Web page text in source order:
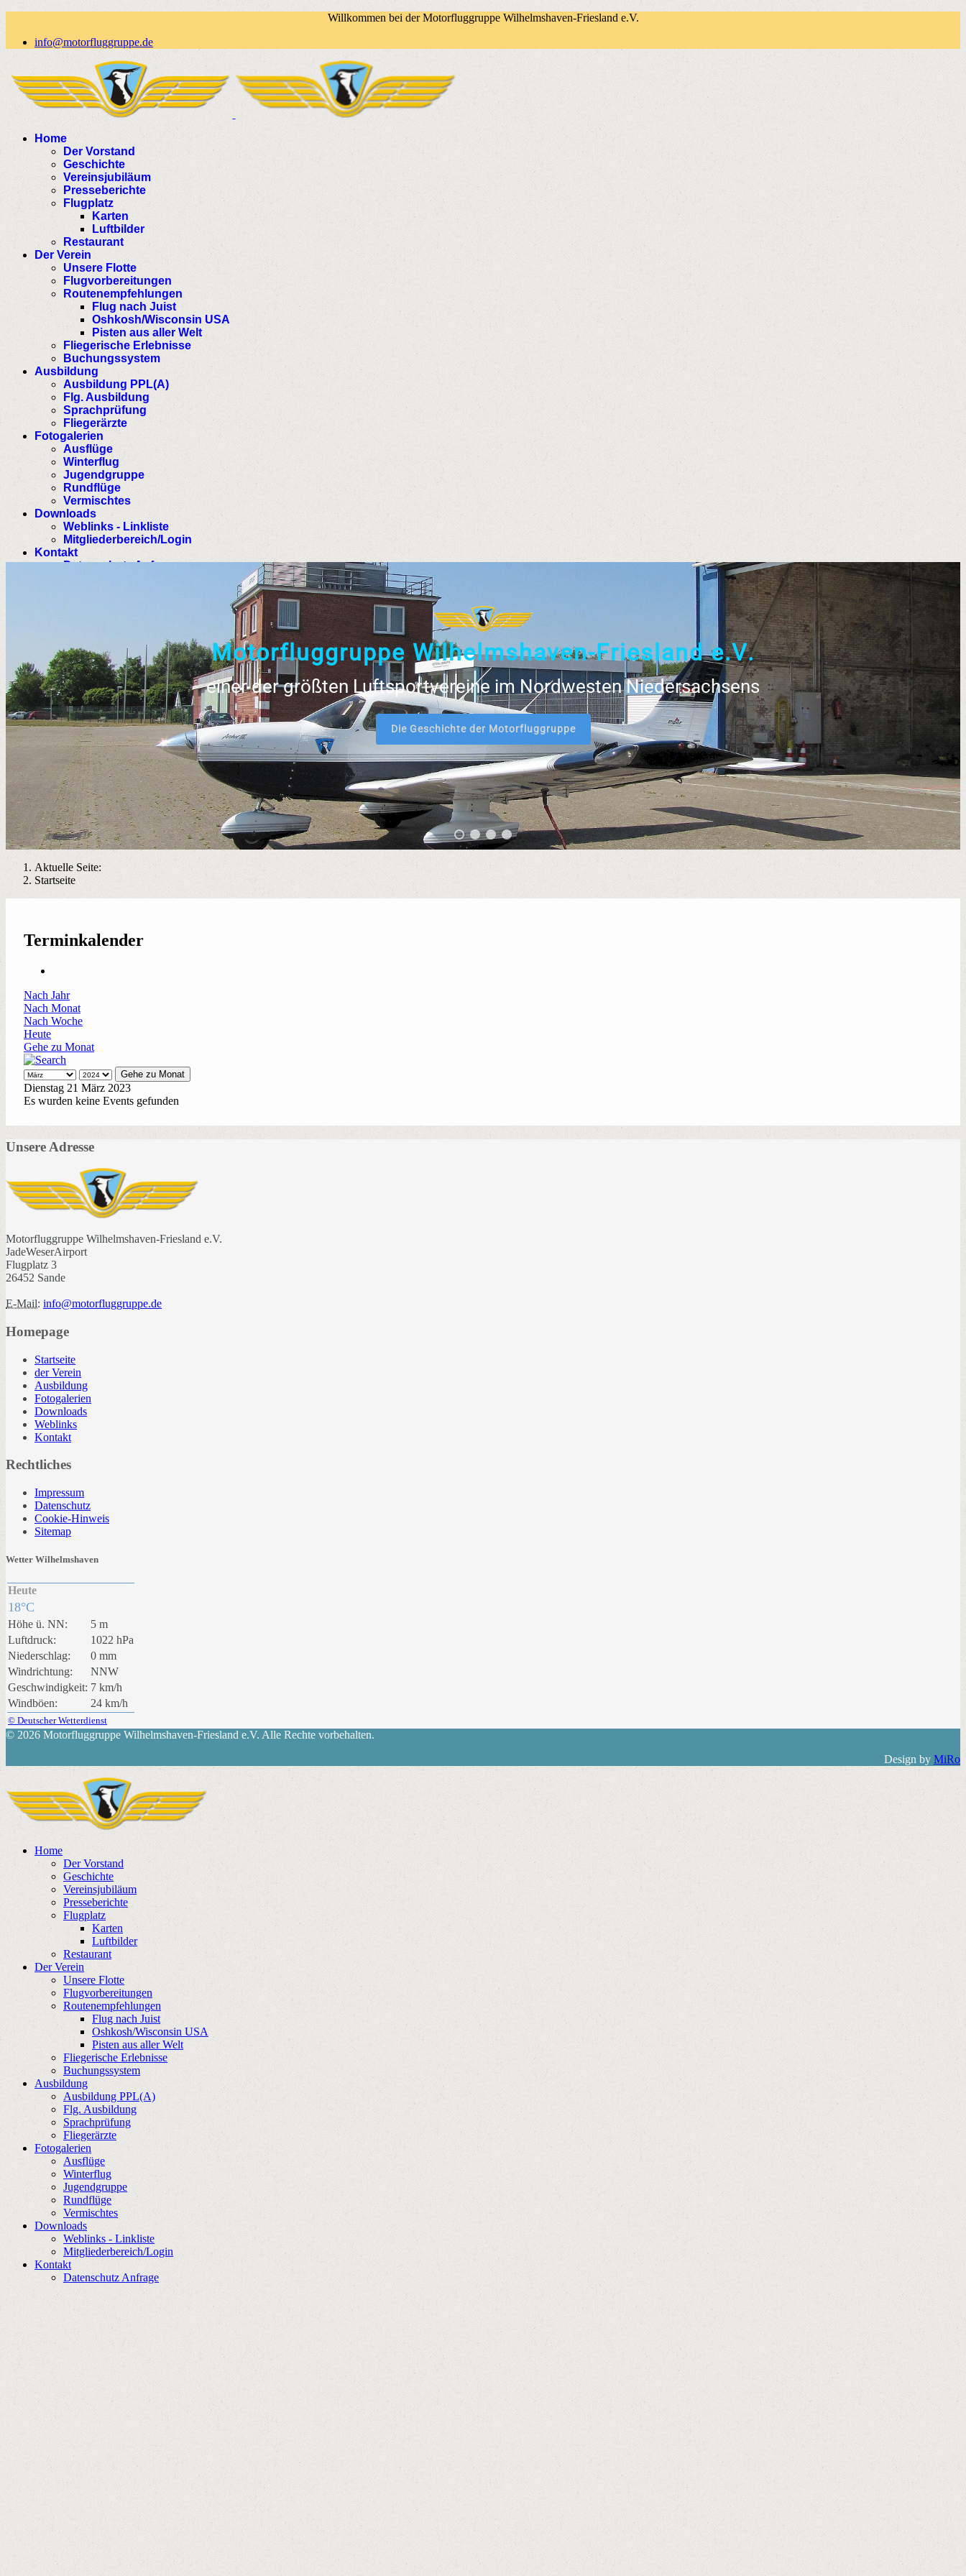
Willkommen bei der Motorfluggruppe Wilhelmshaven-Friesland e.V.
info@motorfluggruppe.de
Home
Der Vorstand
Geschichte
Vereinsjubiläum
Presseberichte
Flugplatz
Karten
Luftbilder
Restaurant
Der Verein
Unsere Flotte
Flugvorbereitungen
Routenempfehlungen
Flug nach Juist
Oshkosh/Wisconsin USA
Pisten aus aller Welt
Fliegerische Erlebnisse
Buchungssystem
Ausbildung
Ausbildung PPL(A)
Flg. Ausbildung
Sprachprüfung
Fliegerärzte
Fotogalerien
Ausflüge
Winterflug
Jugendgruppe
Rundflüge
Vermischtes
Downloads
Weblinks - Linkliste
Mitgliederbereich/Login
Kontakt
Datenschutz Anfrage
Motorfluggruppe Wilhelmshaven-Friesland e.V.
einer der größten Luftsportvereine im Nordwesten Niedersachsens
Die Geschichte der Motorfluggruppe
Aktuelle Seite:
Startseite
Terminkalender
Nach Jahr
Nach Monat
Nach Woche
Heute
Gehe zu Monat
Gehe zu Monat
Dienstag 21 März 2023
Es wurden keine Events gefunden
Unsere Adresse
Motorfluggruppe Wilhelmshaven-Friesland e.V.
JadeWeserAirport
Flugplatz 3
26452 Sande
E-Mail: info@motorfluggruppe.de
Homepage
Startseite
der Verein
Ausbildung
Fotogalerien
Downloads
Weblinks
Kontakt
Rechtliches
Impressum
Datenschutz
Cookie-Hinweis
Sitemap
Wetter Wilhelmshaven
Heute
18°C
Höhe ü. NN:
5 m
Luftdruck:
1022 hPa
Niederschlag:
0 mm
Windrichtung:
NNW
Geschwindigkeit: 7 km/h
Windböen:
24 km/h
© Deutscher Wetterdienst
© 2026 Motorfluggruppe Wilhelmshaven-Friesland e.V. Alle Rechte vorbehalten.
Design by MiRo
Home
Der Vorstand
Geschichte
Vereinsjubiläum
Presseberichte
Flugplatz
Karten
Luftbilder
Restaurant
Der Verein
Unsere Flotte
Flugvorbereitungen
Routenempfehlungen
Flug nach Juist
Oshkosh/Wisconsin USA
Pisten aus aller Welt
Fliegerische Erlebnisse
Buchungssystem
Ausbildung
Ausbildung PPL(A)
Flg. Ausbildung
Sprachprüfung
Fliegerärzte
Fotogalerien
Ausflüge
Winterflug
Jugendgruppe
Rundflüge
Vermischtes
Downloads
Weblinks - Linkliste
Mitgliederbereich/Login
Kontakt
Datenschutz Anfrage